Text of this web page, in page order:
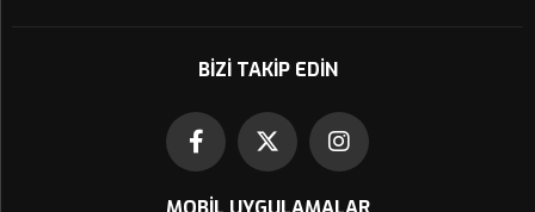
BIZI TAKIP EDIN